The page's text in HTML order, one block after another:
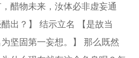
醋物未来，汝体必非虚妄通
出？】 结示立名 【是故当
坚固第一妄想。】 那么既然